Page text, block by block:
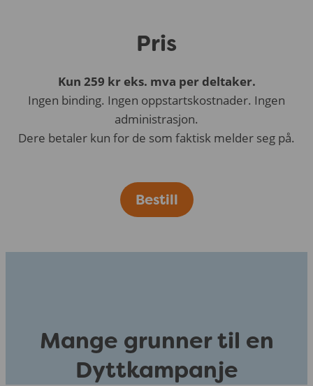
Pris
Kun 259 kr eks. mva per deltaker.
Ingen binding. Ingen oppstartskostnader. Ingen
administrasjon.
Dere betaler kun for de som faktisk melder seg på.
Bestill
Mange grunner til en
Dyttkampanje